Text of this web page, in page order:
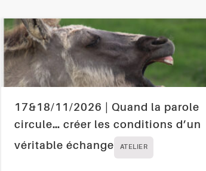
17&18/11/2026 | Quand la parole
circule… créer les conditions d’un
véritable échange
ATELIER